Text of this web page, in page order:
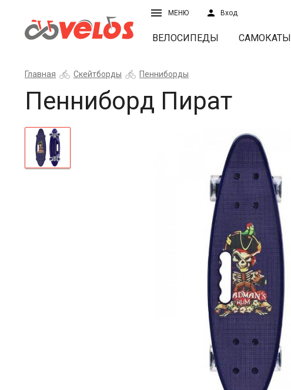
МЕНЮ Вход
ВЕЛОСИПЕДЫ САМОКАТЫ
Главная Скейтборды Пенниборды
Пенниборд Пират